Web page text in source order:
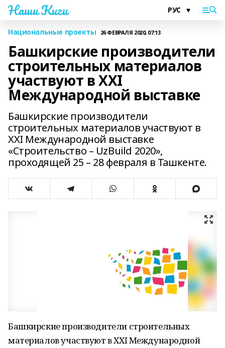
Наши Киги
Национальные проекты 26 ФЕВРАЛЯ 2020, 07:13
Башкирские производители
строительных материалов
участвуют в XXI
Международной выставке
Башкирские производители
строительных материалов участвуют в
XXI Международной выставке
«Строительство – UzBuild 2020»,
проходящей 25 – 28 февраля в Ташкенте.
Башкирские производители строительных
материалов участвуют в XXI Международной